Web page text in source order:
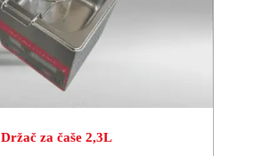
Držač za čaše 2,3L